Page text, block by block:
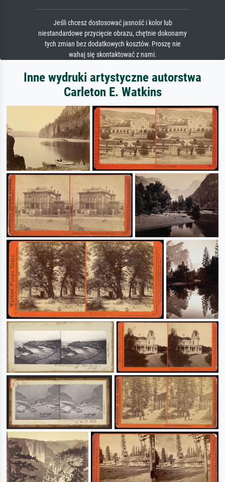
Jeśli chcesz dostosować jasność i kolor lub
niestandardowe przycięcie obrazu, chętnie dokonamy
tych zmian bez dodatkowych kosztów. Proszę nie
wahaj się skontaktować z nami.
Inne wydruki artystyczne autorstwa
Carleton E. Watkins